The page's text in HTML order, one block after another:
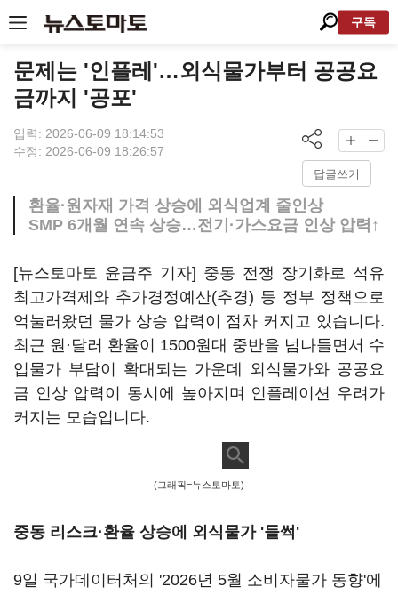
구독
문제는 '인플레'…외식물가부터 공공요
금까지 '공포'
입력: 2026-06-09 18:14:53
수정: 2026-06-09 18:26:57
답글쓰기
환율·원자재 가격 상승에 외식업계 줄인상
SMP 6개월 연속 상승…전기·가스요금 인상 압력↑
[뉴스토마토 윤금주 기자] 중동 전쟁 장기화로 석유
최고가격제와 추가경정예산(추경) 등 정부 정책으로
억눌러왔던 물가 상승 압력이 점차 커지고 있습니다.
최근 원·달러 환율이 1500원대 중반을 넘나들면서 수
입물가 부담이 확대되는 가운데 외식물가와 공공요
금 인상 압력이 동시에 높아지며 인플레이션 우려가
커지는 모습입니다.
(그래픽=뉴스토마토)
중동 리스크·환율 상승에 외식물가 '들썩'
9일 국가데이터처의 '2026년 5월 소비자물가 동향'에